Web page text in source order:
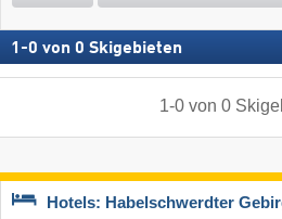
1 -0 von 0 Skigebieten
1-0von 0
Hotels: Habelschwerdter